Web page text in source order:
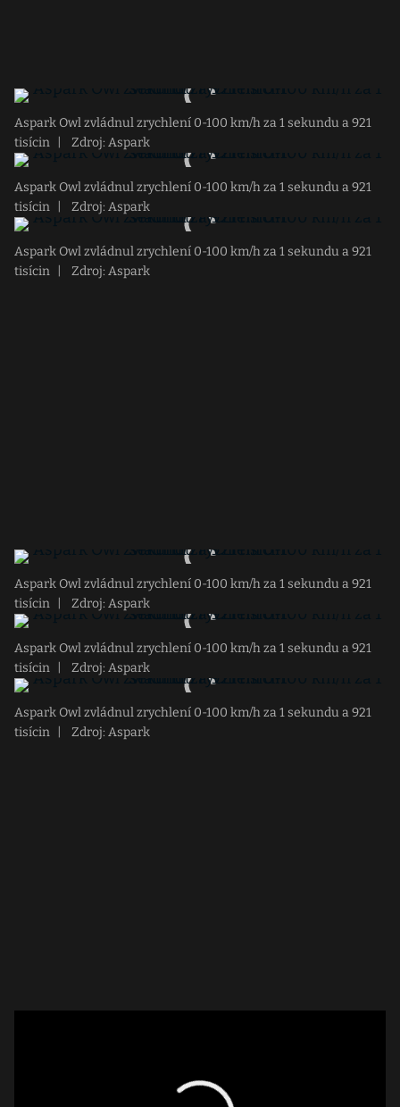
Aspark Owl zvládnul zrychlení 0-100 km/h za 1 sekundu a 921
tisícin
Zdroj: Aspark
Aspark Owl zvládnul zrychlení 0-100 km/h za 1 sekundu a 921
tisícin
Zdroj: Aspark
Aspark Owl zvládnul zrychlení 0-100 km/h za 1 sekundu a 921
tisícin
Zdroj: Aspark
Aspark Owl zvládnul zrychlení 0-100 km/h za 1 sekundu a 921
tisícin
Zdroj: Aspark
Aspark Owl zvládnul zrychlení 0-100 km/h za 1 sekundu a 921
tisícin
Zdroj: Aspark
Aspark Owl zvládnul zrychlení 0-100 km/h za 1 sekundu a 921
tisícin
Zdroj: Aspark